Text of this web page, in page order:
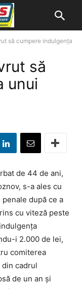
să cumpere indulgența
să
unui
de 44 de ani,
s-a ales cu
penale după ce a
cu viteză peste
i 2.000 de lei,
comiterea
cadrul
de un an și